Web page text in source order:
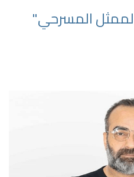
المسرحي"